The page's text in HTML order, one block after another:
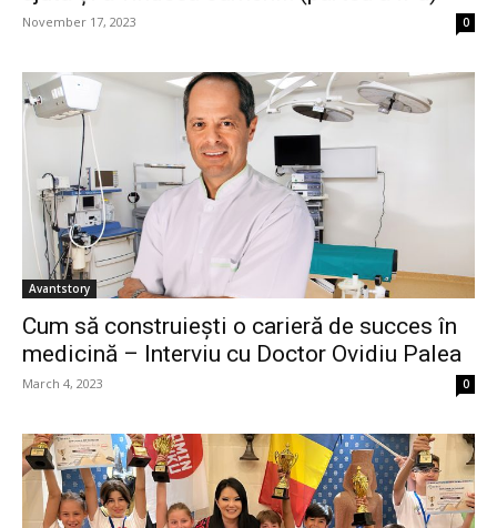
November 17, 2023 0
Avantstory
Cum să construiești o carieră de succes în
medicină – Interviu cu Doctor Ovidiu Palea
March 4, 2023 0